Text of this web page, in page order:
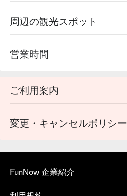
周辺の観光スポット
営業時間
ご利用案内
変更・キャンセルポリシー
FunNow 企業紹介